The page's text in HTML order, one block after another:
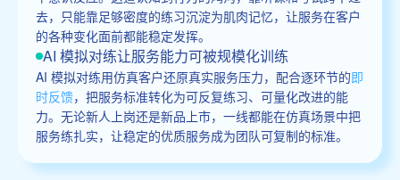
去，只能靠足够密度的练习沉淀为肌肉记忆，让服务在客户
的各种变化面前都能稳定发挥。
AI 模拟对练让服务能力可被规模化训练
AI 模拟对练用仿真客户还原真实服务压力，配合逐环节的即
时反馈，把服务标准转化为可反复练习、可量化改进的能
力。无论新人上岗还是新品上市，一线都能在仿真场景中把
服务练扎实，让稳定的优质服务成为团队可复制的标准。